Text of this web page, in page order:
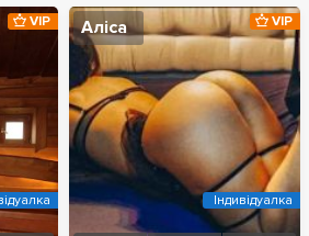
VIP Аліса VIP
Індивідуалка